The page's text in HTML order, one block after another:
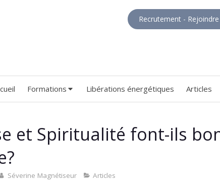
Recrutement -
Formations Libérations énergétiques Articles
et Spiritualité font-ils
Séverine Magnétiseur Articles